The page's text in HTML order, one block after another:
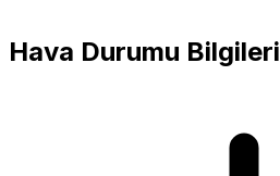
Hava Durumu Bilgileri